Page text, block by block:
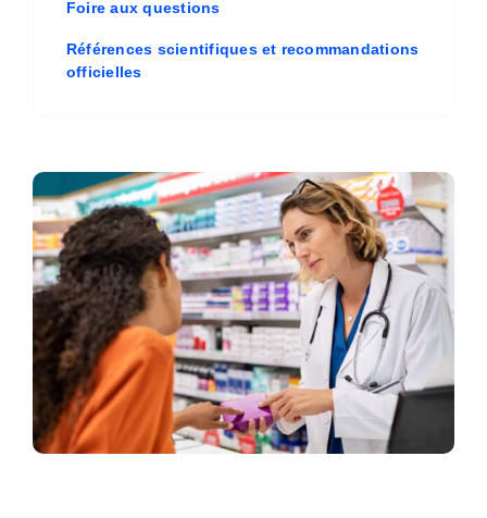
Foire aux questions
Références scientifiques et recommandations
officielles